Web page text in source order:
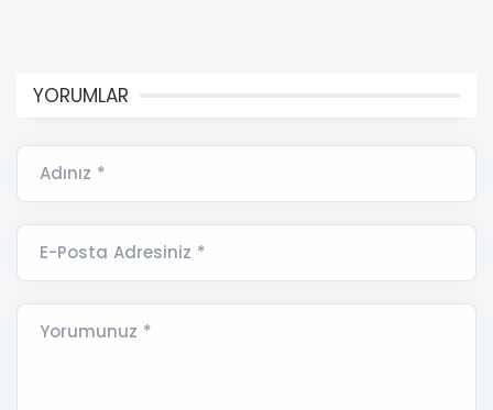
YORUMLAR
Adınız *
E-Posta Adresiniz *
Yorumunuz *